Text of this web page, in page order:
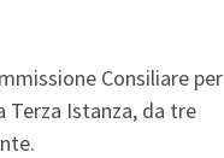
Consiliare per
Terza Istanza, da tre